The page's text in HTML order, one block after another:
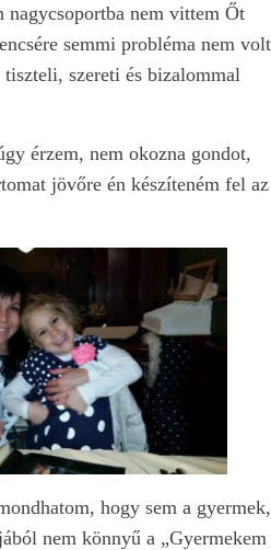
nagycsoportba nem vittem Őt
semmi probléma nem volt
szereti és bizalommal
érzem, nem okozna gondot,
jövőre én készíteném fel az
hogy sem a gyermek,
nem könnyű a „Gyermekem